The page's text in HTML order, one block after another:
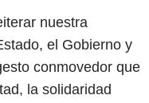
nuestra
el Gobierno y
conmovedor que
la solidaridad